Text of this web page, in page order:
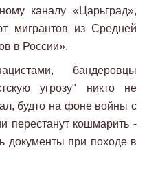
каналу «Царьград»,
мигрантов из Средней
в России».
бандеровцы
угрозу" никто не
будто на фоне войны с
перестанут кошмарить -
документы при походе в